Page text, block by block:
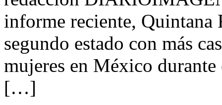
informe reciente, Quintana
segundo estado con más
mujeres en México
[…]